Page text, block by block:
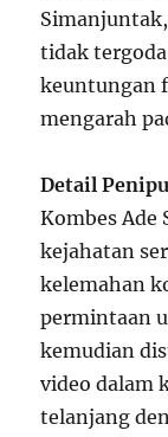
tidak
keuntungan
mengarah
Detail
Kombes Ade
kejahatan
kelemahan
permintaan
kemudian
video dalam
telanjang